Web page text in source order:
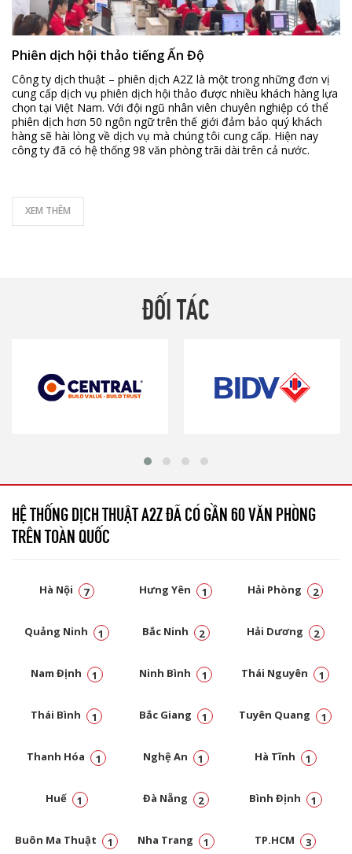
Phiên dịch hội thảo tiếng Ấn Độ
Công ty dịch thuật – phiên dịch A2Z là một trong những đơn vị
cung cấp dịch vụ phiên dịch hội thảo được nhiều khách hàng lựa
chọn tại Việt Nam. Với đội ngũ nhân viên chuyên nghiệp có thể
phiên dịch hơn 50 ngôn ngữ trên thế giới đảm bảo quý khách
hàng sẽ hài lòng về dịch vụ mà chúng tôi cung cấp. Hiện nay
công ty đã có hệ thống 98 văn phòng trãi dài trên cả nước.
XEM THÊM
ĐỐI TÁC
HỆ THỐNG DỊCH THUẬT A2Z ĐÃ CÓ GẦN 60 VĂN PHÒNG
TRÊN TOÀN QUỐC
Hà Nội 7 Hưng Yên 1 Hải Phòng 2
Quảng Ninh 1 Bắc Ninh 2 Hải Dương 2
Nam Định 1 Ninh Bình 1 Thái Nguyên 1
Thái Bình 1 Bắc Giang 1 Tuyên Quang 1
Thanh Hóa 1 Nghệ An 1 Hà Tĩnh 1
Huế 1 Đà Nẵng 2 Bình Định 1
Buôn Ma Thuật 1 Nha Trang 1 TP.HCM 3